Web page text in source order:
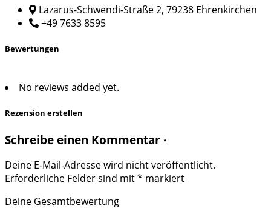
Lazarus-Schwendi-Straße 2, 79238 Ehrenkirchen
+49 7633 8595
Bewertungen
No reviews added yet.
Rezension erstellen
Schreibe einen Kommentar ·
Deine E-Mail-Adresse wird nicht veröffentlicht.
Erforderliche Felder sind mit* markiert
Deine Gesamtbewertung